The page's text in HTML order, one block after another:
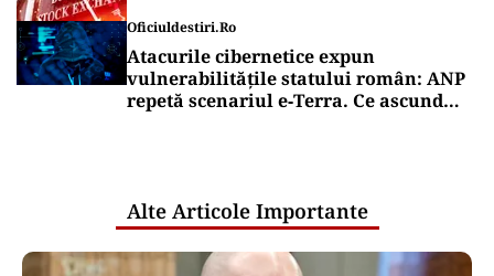
Oficiuldestiri.ro
Atacurile cibernetice expun
vulnerabilitățile statului român: ANP
repetă scenariul e‑Terra. Ce ascund
Alte Articole Importante